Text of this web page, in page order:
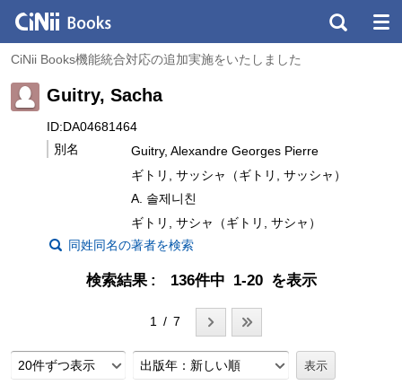
CiNii Books機能統合対応の追加実施をいたしました
Guitry, Sacha
ID:DA04681464
別名
Guitry, Alexandre Georges Pierre
ギトリ, サッシャ（ギトリ, サッシャ）
A. 솔제니친
ギトリ, サシャ（ギトリ, サシャ）
同姓同名の著者を検索
検索結果 136件中 1-20 を表示
1 / 7
20件ずつ表示 出版年：新しい順